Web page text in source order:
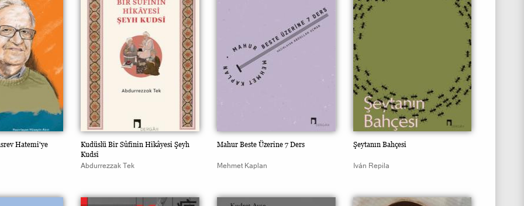
Hatemi'ye
Kudüslü Bir Sûfînin Hikâyesi Şeyh
Kudsî
Abdurrezzak Tek
Mahur Beste Üzerine 7 Ders
Mehmet Kaplan
Şeytanın Bahçesi
Iván Repila